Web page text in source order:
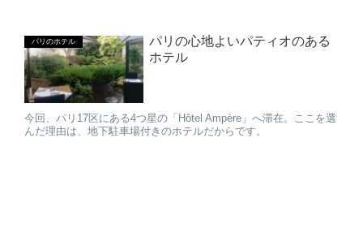
パリのホテル
パリの心地よいパティオのある
ホテル
今回、パリ17区にある4つ星の「Hôtel Ampère」へ滞在。ここを選
んだ理由は、地下駐車場付きのホテルだからです。